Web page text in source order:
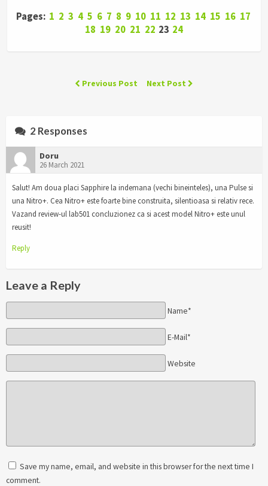
Pages: 1 2 3 4 5 6 7 8 9 10 11 12 13 14 15 16 17
18 19 20 21 22 23 24
Previous Post Next Post
2 Responses
Doru
26 March 2021
Salut! Am doua placi Sapphire la indemana (vechi bineinteles), una Pulse si
una Nitro+. Cea Nitro+ este foarte bine construita, silentioasa si relativ rece.
Vazand review-ul lab501 concluzionez ca si acest model Nitro+ este unul
reusit!
Reply
Leave a Reply
Name*
E-Mail*
Website
Save my name, email, and website in this browser for the next time I
comment.